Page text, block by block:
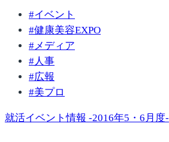
#イベント
#健康美容EXPO
#メディア
#人事
#広報
#美プロ
就活イベント情報 -2016年5・6月度-